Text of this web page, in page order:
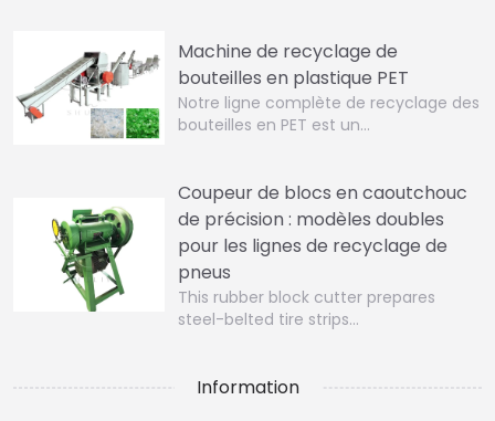
Machine de recyclage de
bouteilles en plastique PET
Notre ligne complète de recyclage des
bouteilles en PET est un…
Coupeur de blocs en caoutchouc
de précision : modèles doubles
pour les lignes de recyclage de
pneus
This rubber block cutter prepares
steel-belted tire strips…
Information